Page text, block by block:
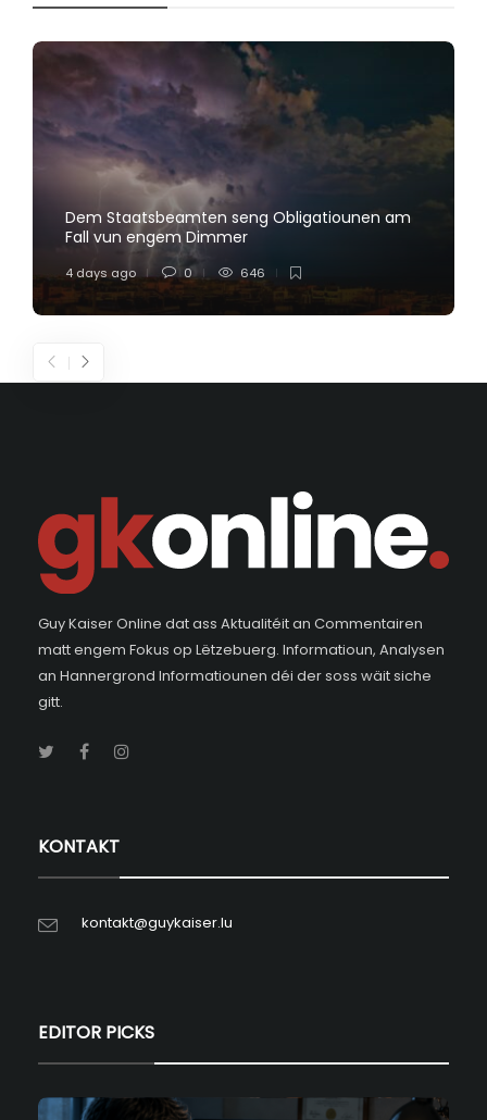
Dem Staatsbeamten seng Obligatiounen am
Fall vun engem Dimmer
4 days ago 0 646
Guy Kaiser Online dat ass Aktualitéit an Commentairen
matt engem Fokus op Lëtzebuerg. Informatioun, Analysen
an Hannergrond Informatiounen déi der soss wäit siche
gitt.
KONTAKT
kontakt@guykaiser.lu
EDITOR PICKS